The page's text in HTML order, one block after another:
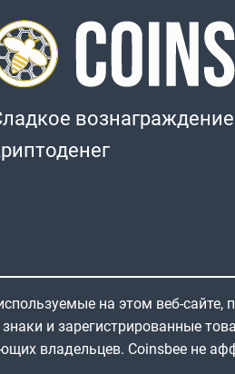
на этом веб-сайте,
и зарегистрированные
владельцев. Coinsbee не